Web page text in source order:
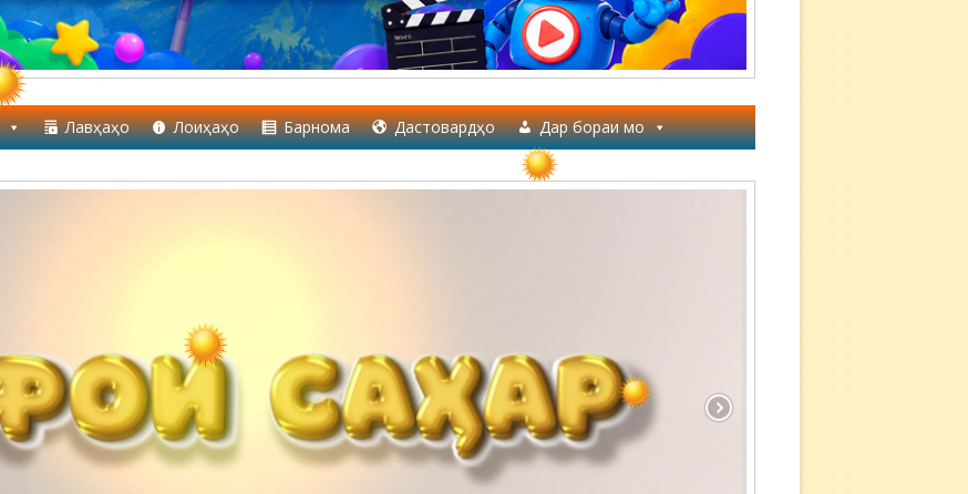
Лавҳаҳо Лоиҳаҳо Барнома Дастовардҳо Дар бораи мо